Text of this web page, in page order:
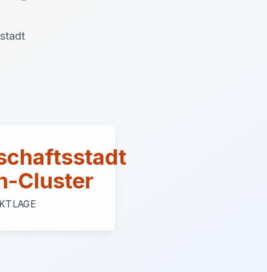
Cluster